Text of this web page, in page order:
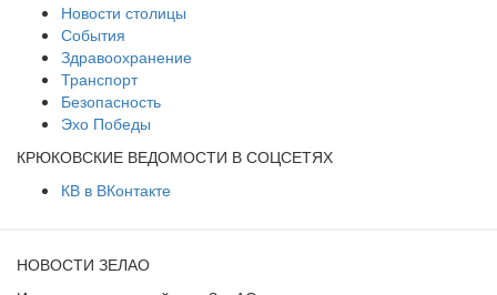
Новости столицы
События
Здравоохранение
Транспорт
Безопасность
Эхо Победы
КРЮКОВСКИЕ ВЕДОМОСТИ В СОЦСЕТЯХ
КВ в ВКонтакте
НОВОСТИ ЗЕЛАО